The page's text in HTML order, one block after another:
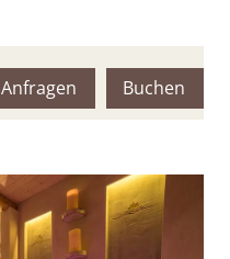
Buchen
Anfragen